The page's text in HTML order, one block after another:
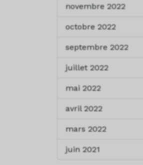
novembre 2022
octobre 2022
septembre 2022
juillet 2022
mai 2022
avril 2022
mars 2022
juin 2021